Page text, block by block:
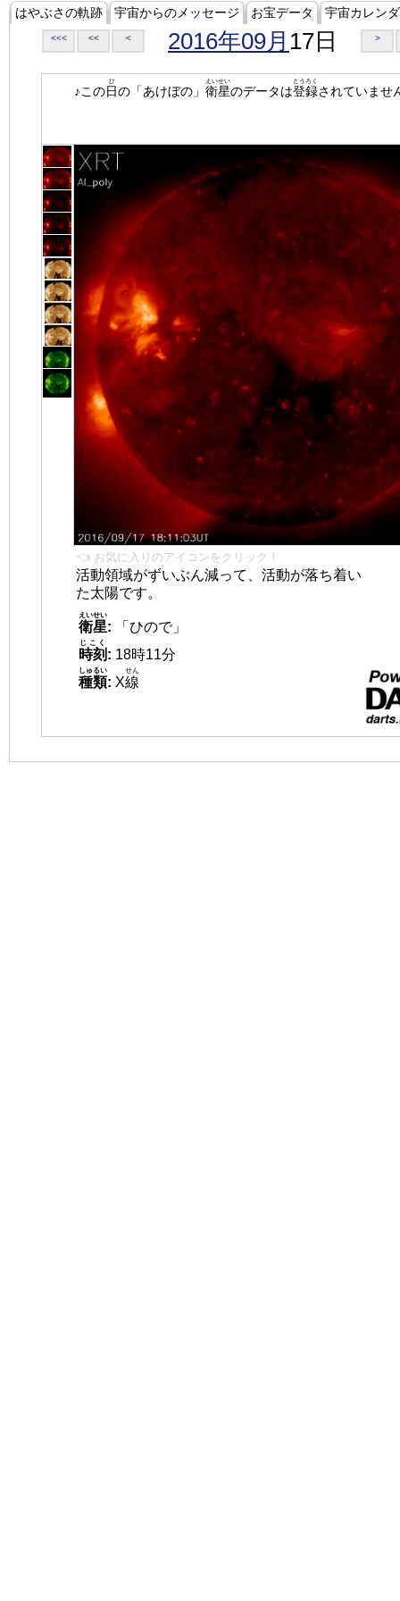
はやぶさの軌跡 宇宙からのメッセージ お宝データ 宇宙カレン
<<< << < 2016年09月 17日 >
♪この日
ひ
の「あけぼの」 衛星
えいせい
のデータは登録
とうろく
されていませ
👈 お気に入りのアイコンをクリック！
活動領域がずいぶん減って、活動が落ち着い
た太陽です。
衛星
えいせい
:
「ひので」
時刻
じこく
: 18時11分
種類
しゅるい
: X線
せん